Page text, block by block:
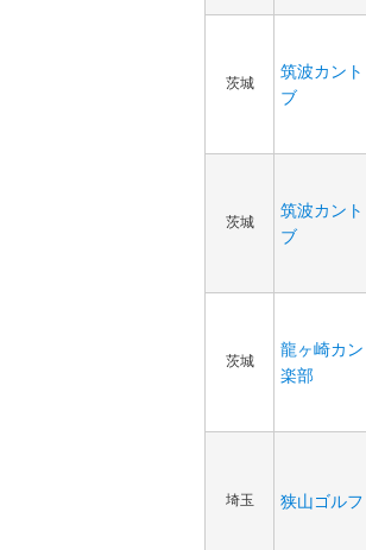
茨城
筑波カン
ブ
茨城
筑波カン
ブ
茨城
龍ヶ崎カ
楽部
埼玉 狭山ゴル